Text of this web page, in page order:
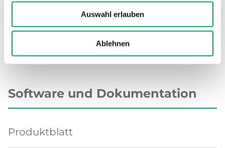
Auswahl erlauben
Ablehnen
und Gase
Software und Dokumentation
Produktblatt